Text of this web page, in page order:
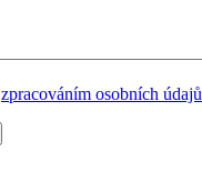
zpracováním osobních údajů